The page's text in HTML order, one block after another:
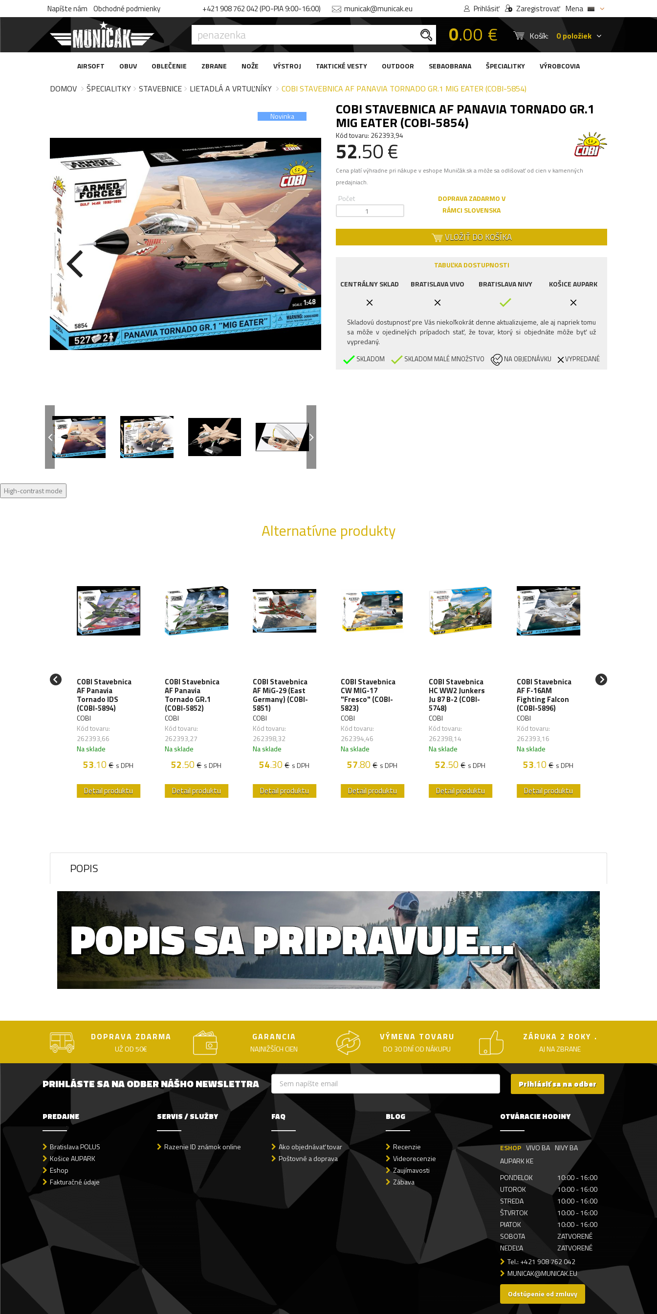
Napíšte nám Obchodné podmienky +421 908 762 042 (PO-PIA 9:00-16:00) municak@municak.eu Prihlásiť Zaregistrovať Mena
0.00 € Košík: 0 položiek
AIRSOFT OBUV OBLEČENIE ZBRANE NOŽE VÝSTROJ TAKTICKÉ VESTY OUTDOOR SEBAOBRANA ŠPECIALITKY VÝROBCOVIA
DOMOV ŠPECIALITKY STAVEBNICE LIETADLÁ A VRTUĽNÍKY COBI STAVEBNICA AF PANAVIA TORNADO GR.1 MIG EATER (COBI-5854)
Novinka COBI STAVEBNICA AF PANAVIA TORNADO GR.1
MIG EATER (COBI-5854)
Kód tovaru: 262393,94
52.50 €
Cena platí výhradne pri nákupe v eshope Muničák.sk a môže sa odlišovať od cien v kamenných
predajniach.
Počet
DOPRAVA ZADARMO V
RÁMCI SLOVENSKA
VLOŽIŤ DO KOŠÍKA
TABUĽKA DOSTUPNOSTI
CENTRÁLNY SKLAD
BRATISLAVA VIVO BRATISLAVA NIVY KOŠICE AUPARK
Skladovú dostupnosť pre Vás niekoľkokrát denne aktualizujeme, ale aj napriek tomu
sa môže v ojedinelých prípadoch stať, že tovar, ktorý si objednáte môže byť už
vypredaný.
SKLADOM SKLADOM MALÉ MNOŽSTVO NA OBJEDNÁVKU VYPREDANÉ
High-contrast mode
Alternatívne produkty
COBI Stavebnica
AF Panavia
Tornado IDS
(COBI-5894)
COBI
Kód tovaru:
262393,66
Na sklade
53.10€ s DPH
Detail produktu
COBI Stavebnica
AF Panavia
Tornado GR.1
(COBI-5852)
COBI
Kód tovaru:
262393,27
Na sklade
52.50€ s DPH
Detail produktu
COBI Stavebnica
AF MiG-29 (East
Germany) (COBI-
5851)
COBI
Kód tovaru:
262398,32
Na sklade
54.30€ s DPH
Detail produktu
COBI Stavebnica
CW MIG-17
"Fresco" (COBI-
5823)
COBI
Kód tovaru:
262394,46
Na sklade
57.80€ s DPH
Detail produktu
COBI Stavebnica
HC WW2 Junkers
Ju 87 B-2 (COBI-
5748)
COBI
Kód tovaru:
262398,14
Na sklade
52.50€ s DPH
Detail produktu
COBI Stavebnica
AF F-16AM
Fighting Falcon
(COBI-5896)
COBI
Kód tovaru:
262393,16
Na sklade
53.10€ s DPH
Detail produktu
COBI
CW LIM-5 (MIG
POPIS
DOPRAVA ZDARMA
UŽ OD 50€
GARANCIA
NAJNIŽŠÍCH CIEN
VÝMENA TOVARU
DO 30 DNÍ OD NÁKUPU
ZÁRUKA 2 ROKY .
AJ NA ZBRANE
PRIHLÁSTE SA NA ODBER NÁŠHO NEWSLETTRA Prihlásiť sa na odber
PREDAJNE
Bratislava POLUS
Košice AUPARK
Eshop
Fakturačné údaje
SERVIS / SLUŽBY
Razenie ID známok online
FAQ
Ako objednávať tovar
Poštovné a doprava
BLOG
Recenzie
Videorecenzie
Zaujímavosti
Zábava
OTVÁRACIE HODINY
ESHOP VIVO BA NIVY BA
AUPARK KE
PONDELOK
10:00 - 16:00
UTOROK
10:00 - 16:00
STREDA
10:00 - 16:00
ŠTVRTOK
10:00 - 16:00
PIATOK
10:00 - 16:00
SOBOTA
ZATVORENÉ
NEDEĽA
ZATVORENÉ
Tel.: +421 908 762 042
MUNICAK@MUNICAK.EU
Odstúpenie od zmluvy